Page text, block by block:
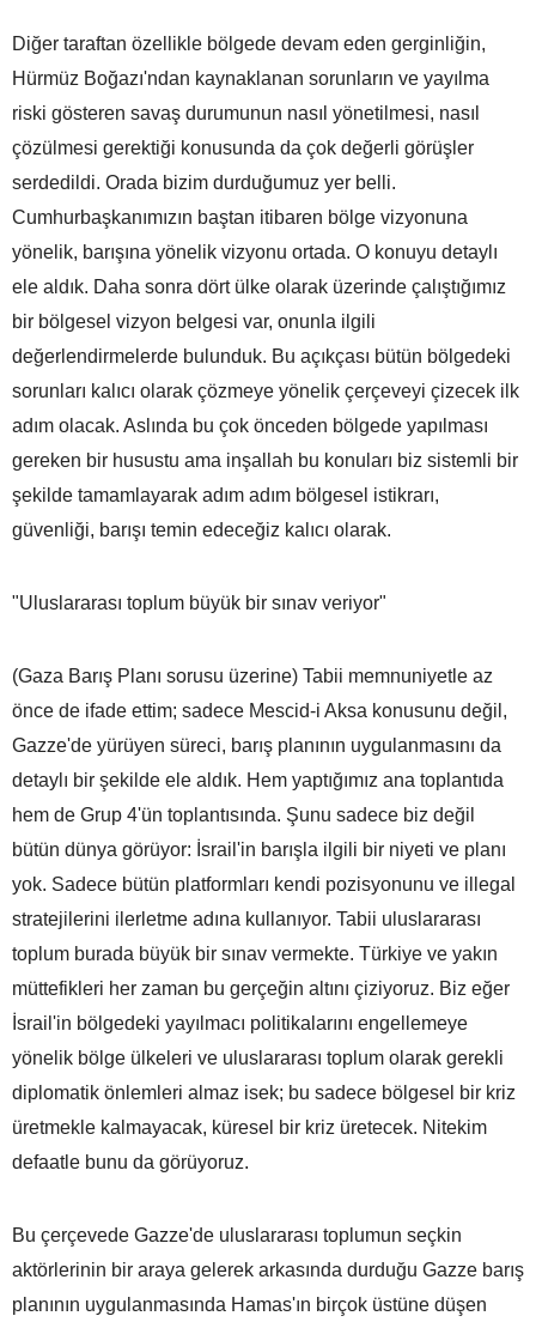
Diğer taraftan özellikle bölgede devam eden gerginliğin,
Hürmüz Boğazı'ndan kaynaklanan sorunların ve yayılma
riski gösteren savaş durumunun nasıl yönetilmesi, nasıl
çözülmesi gerektiği konusunda da çok değerli görüşler
serdedildi. Orada bizim durduğumuz yer belli.
Cumhurbaşkanımızın baştan itibaren bölge vizyonuna
yönelik, barışına yönelik vizyonu ortada. O konuyu detaylı
ele aldık. Daha sonra dört ülke olarak üzerinde çalıştığımız
bir bölgesel vizyon belgesi var, onunla ilgili
değerlendirmelerde bulunduk. Bu açıkçası bütün bölgedeki
sorunları kalıcı olarak çözmeye yönelik çerçeveyi çizecek ilk
adım olacak. Aslında bu çok önceden bölgede yapılması
gereken bir husustu ama inşallah bu konuları biz sistemli bir
şekilde tamamlayarak adım adım bölgesel istikrarı,
güvenliği, barışı temin edeceğiz kalıcı olarak.
"Uluslararası toplum büyük bir sınav veriyor"
(Gaza Barış Planı sorusu üzerine) Tabii memnuniyetle az
önce de ifade ettim; sadece Mescid-i Aksa konusunu değil,
Gazze'de yürüyen süreci, barış planının uygulanmasını da
detaylı bir şekilde ele aldık. Hem yaptığımız ana toplantıda
hem de Grup 4'ün toplantısında. Şunu sadece biz değil
bütün dünya görüyor: İsrail'in barışla ilgili bir niyeti ve planı
yok. Sadece bütün platformları kendi pozisyonunu ve illegal
stratejilerini ilerletme adına kullanıyor. Tabii uluslararası
toplum burada büyük bir sınav vermekte. Türkiye ve yakın
müttefikleri her zaman bu gerçeğin altını çiziyoruz. Biz eğer
İsrail'in bölgedeki yayılmacı politikalarını engellemeye
yönelik bölge ülkeleri ve uluslararası toplum olarak gerekli
diplomatik önlemleri almaz isek; bu sadece bölgesel bir kriz
üretmekle kalmayacak, küresel bir kriz üretecek. Nitekim
defaatle bunu da görüyoruz.
Bu çerçevede Gazze'de uluslararası toplumun seçkin
aktörlerinin bir araya gelerek arkasında durduğu Gazze barış
planının uygulanmasında Hamas'ın birçok üstüne düşen